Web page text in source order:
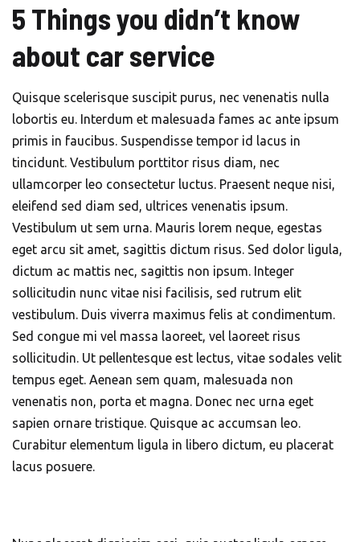
5 Things you didn’t know
about car service
Quisque scelerisque suscipit purus, nec venenatis nulla
lobortis eu. Interdum et malesuada fames ac ante ipsum
primis in faucibus. Suspendisse tempor id lacus in
tincidunt. Vestibulum porttitor risus diam, nec
ullamcorper leo consectetur luctus. Praesent neque nisi,
eleifend sed diam sed, ultrices venenatis ipsum.
Vestibulum ut sem urna. Mauris lorem neque, egestas
eget arcu sit amet, sagittis dictum risus. Sed dolor ligula,
dictum ac mattis nec, sagittis non ipsum. Integer
sollicitudin nunc vitae nisi facilisis, sed rutrum elit
vestibulum. Duis viverra maximus felis at condimentum.
Sed congue mi vel massa laoreet, vel laoreet risus
sollicitudin. Ut pellentesque est lectus, vitae sodales velit
tempus eget. Aenean sem quam, malesuada non
venenatis non, porta et magna. Donec nec urna eget
sapien ornare tristique. Quisque ac accumsan leo.
Curabitur elementum ligula in libero dictum, eu placerat
lacus posuere.